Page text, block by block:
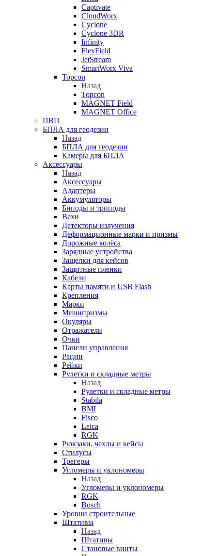
Captivate
CloudWorx
Cyclone
Cyclone 3DR
Infinity
FlexField
JetStream
SmartWorx Viva
Topcon
Назад
Topcon
MAGNET Field
MAGNET Office
ПВП
БПЛА для геодезии
Назад
БПЛА для геодезии
Камеры для БПЛА
Аксессуары
Назад
Аксессуары
Адаптеры
Аккумуляторы
Биподы и триподы
Вехи
Детекторы излучения
Деформационные марки и призмы
Дорожные колёса
Зарядные устройства
Защелки для кейсов
Защитные пленки
Кабели
Карты памяти и USB Flash
Крепления
Марки
Минипризмы
Окуляры
Отражатели
Очки
Панели управления
Рации
Рейки
Рулетки и складные метры
Назад
Рулетки и складные метры
Stabila
BMI
Fisco
Leica
RGK
Рюкзаки, чехлы и кейсы
Стилусы
Трегеры
Угломеры и уклономеры
Назад
Угломеры и уклономеры
RGK
Bosch
Уровни строительные
Штативы
Назад
Штативы
Становые винты